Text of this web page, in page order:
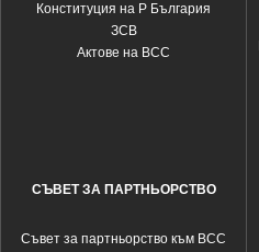
Конституция на Р България
ЗСВ
Актове на ВСС
СЪВЕТ ЗА ПАРТНЬОРСТВО
Съвет за партньорство към ВСС